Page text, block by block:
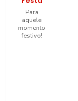
Para
aquele
momento
festivo!